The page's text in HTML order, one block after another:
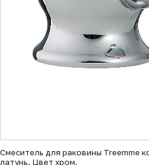
Смеситель для раковины Treemme
латунь. Цвет хром.